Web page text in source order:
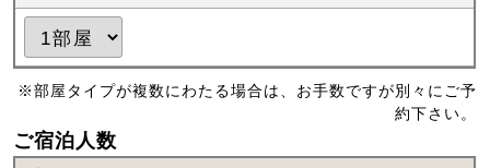
※部屋タイプが複数にわたる場合は、お手数ですが別々にご予
約下さい。
ご宿泊人数